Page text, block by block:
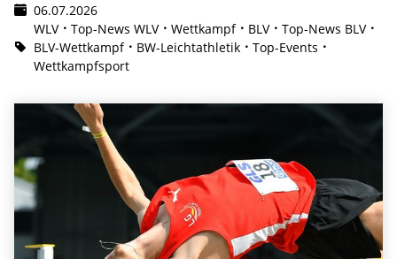
06.07.2026
WLV
Top-News WLV Wettkampf BLV
Top-News BLV
BLV-Wettkampf
BW-Leichtathletik
Top-Events
Wettkampfsport